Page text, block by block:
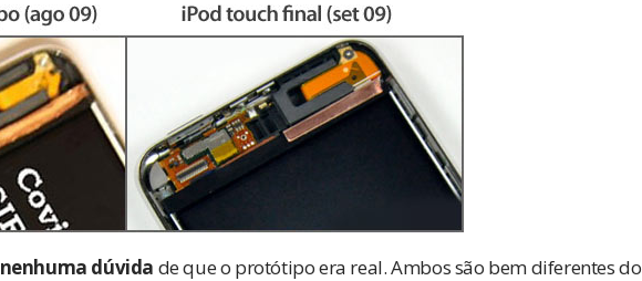
nenhuma dúvida de que o protótipo era real. Ambos são bem diferentes do